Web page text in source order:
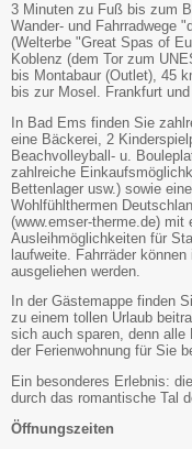
3 Minuten zu Fuß bis zum
Wander- und Fahrradwege
(Welterbe "Great Spas of
Koblenz (dem Tor zum
bis Montabaur (Outlet), 45
bis zur Mosel. Frankfurt
In Bad Ems finden Sie
eine Bäckerei, 2
Beachvolleyball- u.
zahlreiche
Bettenlager usw.) sowie
Wohlfühlthermen
(www.emser-therme.de) mit
Ausleihmöglichkeiten für
laufweite. Fahrräder
ausgeliehen werden.
In der Gästemappe finden
zu einem tollen Urlaub
sich auch sparen, denn alle
der Ferienwohnung für Sie
Ein besonderes Erlebnis:
durch das romantische Tal
Öffnungszeiten